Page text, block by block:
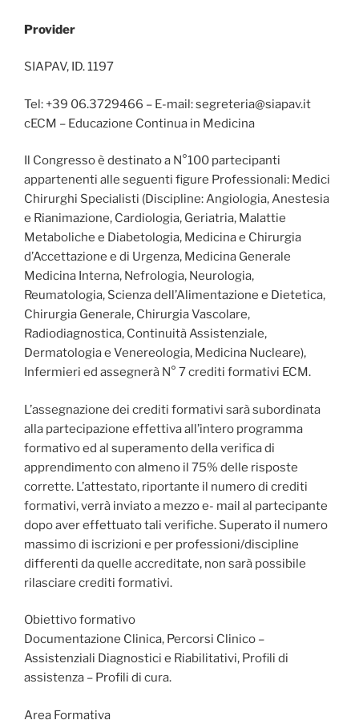
Provider
SIAPAV, ID. 1197
Tel: +39 06.3729466 – E-mail: segreteria@siapav.it
cECM – Educazione Continua in Medicina
Il Congresso è destinato a N°100 partecipanti
appartenenti alle seguenti figure Professionali: Medici
Chirurghi Specialisti (Discipline: Angiologia, Anestesia
e Rianimazione, Cardiologia, Geriatria, Malattie
Metaboliche e Diabetologia, Medicina e Chirurgia
d’Accettazione e di Urgenza, Medicina Generale
Medicina Interna, Nefrologia, Neurologia,
Reumatologia, Scienza dell’Alimentazione e Dietetica,
Chirurgia Generale, Chirurgia Vascolare,
Radiodiagnostica, Continuità Assistenziale,
Dermatologia e Venereologia, Medicina Nucleare),
Infermieri ed assegnerà N° 7 crediti formativi ECM.
L’assegnazione dei crediti formativi sarà subordinata
alla partecipazione effettiva all’intero programma
formativo ed al superamento della verifica di
apprendimento con almeno il 75% delle risposte
corrette. L’attestato, riportante il numero di crediti
formativi, verrà inviato a mezzo e- mail al partecipante
dopo aver effettuato tali verifiche. Superato il numero
massimo di iscrizioni e per professioni/discipline
differenti da quelle accreditate, non sarà possibile
rilasciare crediti formativi.
Obiettivo formativo
Documentazione Clinica, Percorsi Clinico –
Assistenziali Diagnostici e Riabilitativi, Profili di
assistenza – Profili di cura.
Area Formativa